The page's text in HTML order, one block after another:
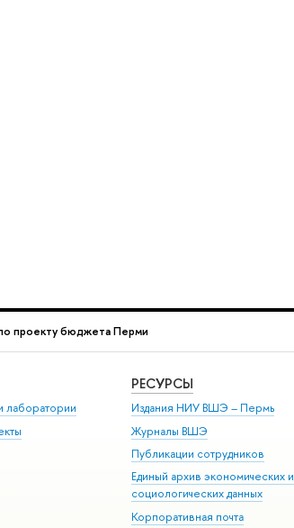
проекту бюджета Перми
лаборатории
РЕСУРСЫ
Издания НИУ ВШЭ ­– Пермь
Журналы ВШЭ
Публикации сотрудников
Единый архив экономических и
социологических данных
Корпоративная почта